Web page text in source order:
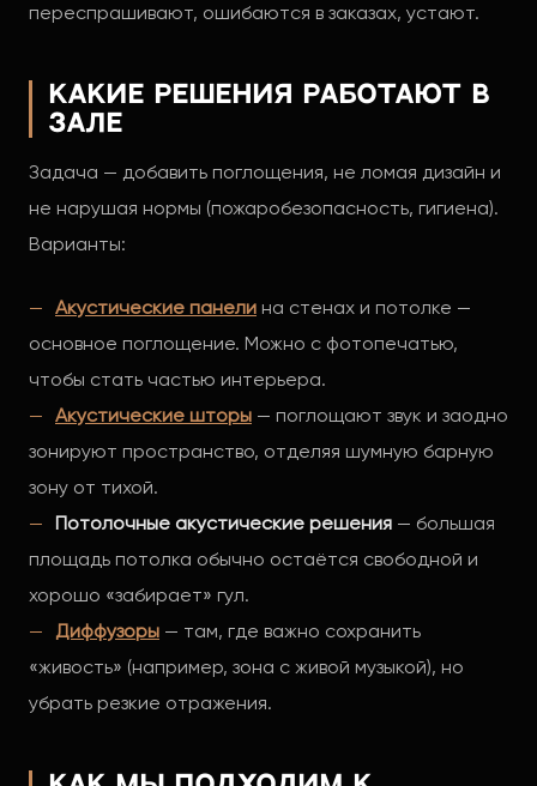
переспрашивают, ошибаются в заказах, устают.
Какие решения работают в
зале
Задача — добавить поглощения, не ломая дизайн и
не нарушая нормы (пожаробезопасность, гигиена).
Варианты:
Акустические панели на стенах и потолке —
основное поглощение. Можно с фотопечатью,
чтобы стать частью интерьера.
Акустические шторы — поглощают звук и заодно
зонируют пространство, отделяя шумную барную
зону от тихой.
Потолочные акустические решения — большая
площадь потолка обычно остаётся свободной и
хорошо «забирает» гул.
Диффузоры — там, где важно сохранить
«живость» (например, зона с живой музыкой), но
убрать резкие отражения.